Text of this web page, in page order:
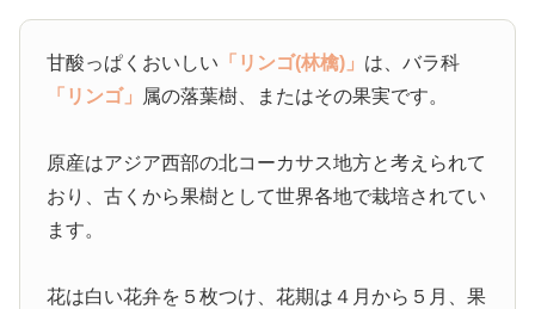
甘酸っぱくおいしい 「リンゴ(林檎)」 は、バラ科
「リンゴ」 属の落葉樹、またはその果実です。
原産はアジア西部の北コーカサス地方と考えられて
おり、古くから果樹として世界各地で栽培されてい
ます。
花は白い花弁を５枚つけ、花期は４月から５月、果